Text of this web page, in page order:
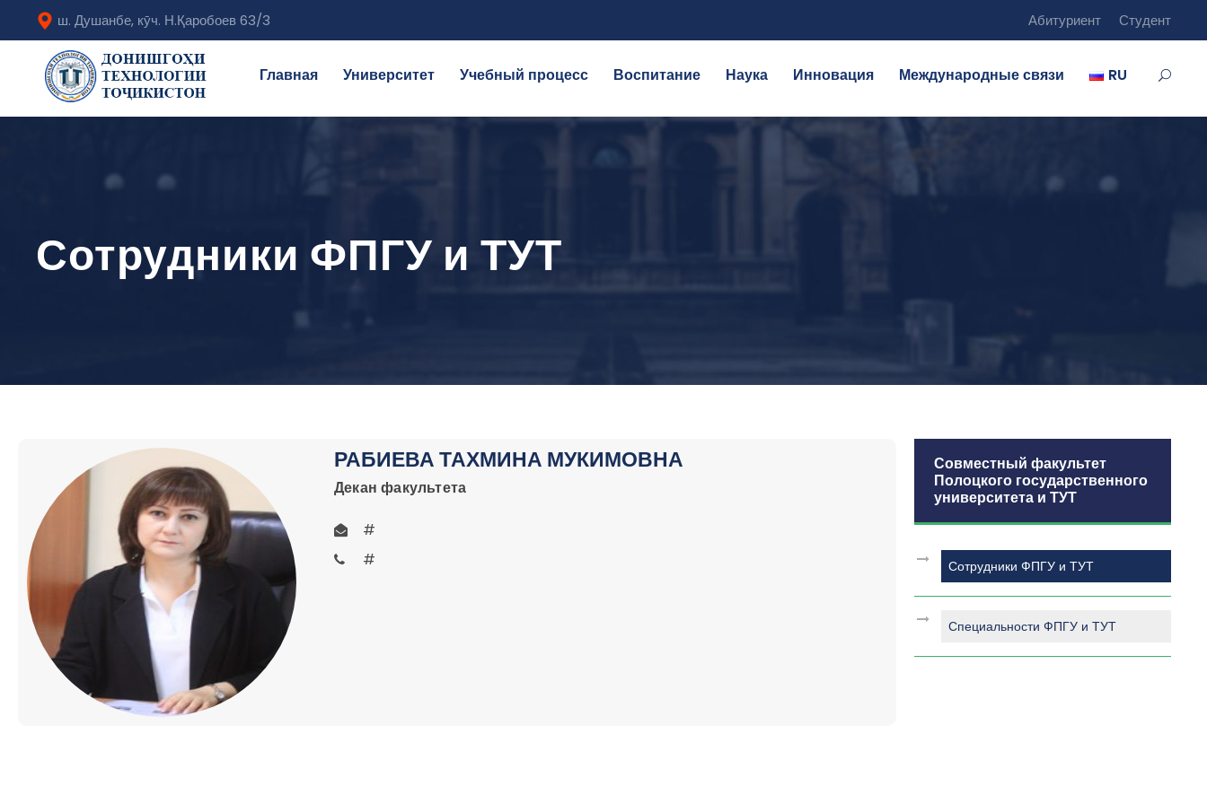
ш. Душанбе, кӯч. Н.Қаробоев 63/3 Абитуриент Студент
Главная Университет Учебный процесс Воспитание Наука Инновация Международные связи RU
Сотрудники ФПГУ и ТУТ
РАБИЕВА ТАХМИНА МУКИМОВНА
Декан факультета
#
#
Совместный факультет
Полоцкого государственного
университета и ТУТ
Сотрудники ФПГУ и ТУТ
Специальности ФПГУ и ТУТ